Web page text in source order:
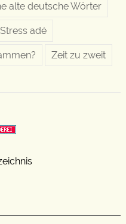
alte deutsche Wörter
Stress adé
Zeit zu zweit